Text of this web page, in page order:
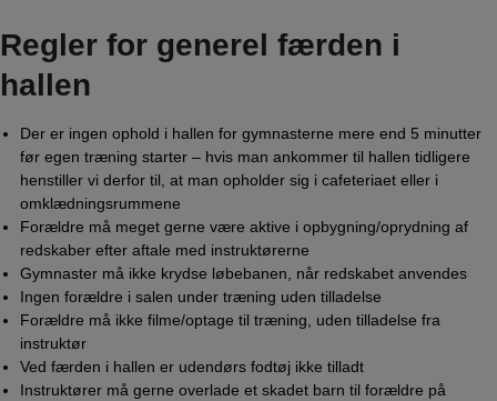
Regler for generel færden i
hallen
Der er ingen ophold i hallen for gymnasterne mere end 5 minutter
før egen træning starter – hvis man ankommer til hallen tidligere
henstiller vi derfor til, at man opholder sig i cafeteriaet eller i
omklædningsrummene
Forældre må meget gerne være aktive i opbygning/oprydning af
redskaber efter aftale med instruktørerne
​Gymnaster må ikke krydse løbebanen, når redskabet anvendes
Ingen forældre i salen under træning uden tilladelse
Forældre må ikke filme/optage til træning, uden tilladelse fra
instruktør
Ved færden i hallen er udendørs fodtøj ikke tilladt
Instruktører må gerne overlade et skadet barn til forældre på